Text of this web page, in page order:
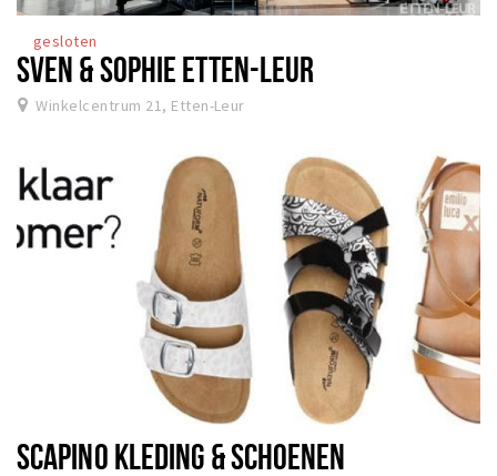
gesloten
SVEN & SOPHIE ETTEN-LEUR
Winkelcentrum 21, Etten-Leur
SCAPINO KLEDING & SCHOENEN